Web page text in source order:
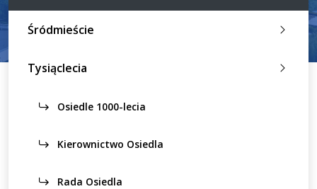
Śródmieście
Tysiąclecia
Osiedle 1000-lecia
Kierownictwo Osiedla
Rada Osiedla